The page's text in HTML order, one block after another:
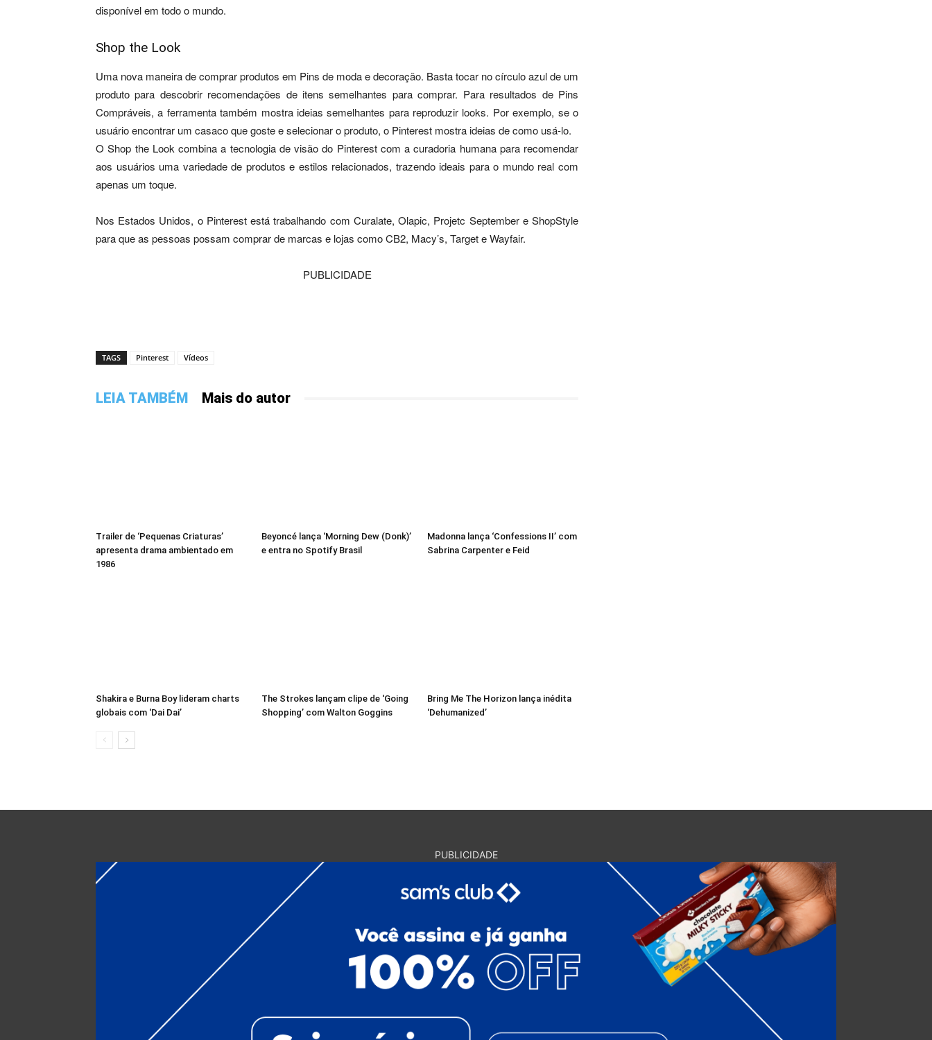
disponível em todo o mundo.
Shop the Look
Uma nova maneira de comprar produtos em Pins de moda e decoração. Basta tocar no círculo azul de um
produto para descobrir recomendações de itens semelhantes para comprar. Para resultados de Pins
Compráveis, a ferramenta também mostra ideias semelhantes para reproduzir looks. Por exemplo, se o
usuário encontrar um casaco que goste e selecionar o produto, o Pinterest mostra ideias de como usá-lo.
O Shop the Look combina a tecnologia de visão do Pinterest com a curadoria humana para recomendar
aos usuários uma variedade de produtos e estilos relacionados, trazendo ideais para o mundo real com
apenas um toque.
Nos Estados Unidos, o Pinterest está trabalhando com Curalate, Olapic, Projetc September e ShopStyle
para que as pessoas possam comprar de marcas e lojas como CB2, Macy’s, Target e Wayfair.
PUBLICIDADE
TAGS Pinterest Vídeos
LEIA TAMBÉM Mais do autor
Trailer de ‘Pequenas Criaturas’
apresenta drama ambientado em
1986
Beyoncé lança ‘Morning Dew (Donk)’
e entra no Spotify Brasil
Madonna lança ‘Confessions II’ com
Sabrina Carpenter e Feid
Shakira e Burna Boy lideram charts
globais com ‘Dai Dai’
The Strokes lançam clipe de ‘Going
Shopping’ com Walton Goggins
Bring Me The Horizon lança inédita
‘Dehumanized’
PUBLICIDADE